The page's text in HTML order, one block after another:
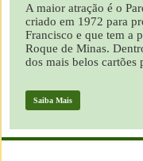
A maior atração é o
criado em 1972 para
Francisco e que tem a
Roque de Minas.
dos mais belos cartões
Saiba Mais